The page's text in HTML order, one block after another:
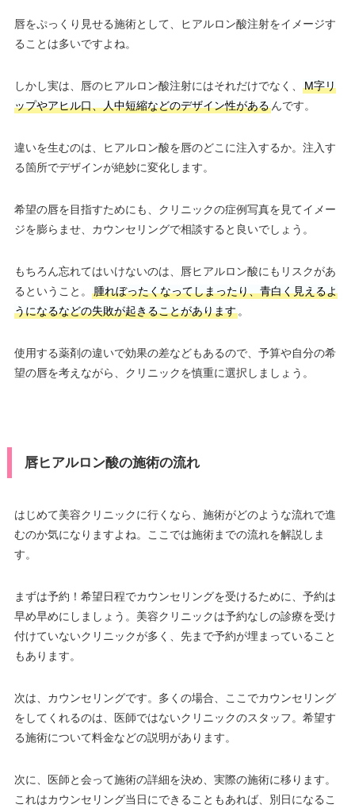
唇をぷっくり見せる施術として、ヒアルロン酸注射をイメージす
ることは多いですよね。
しかし実は、唇のヒアルロン酸注射にはそれだけでなく、
M字リ
ップやアヒル口、人中短縮などのデザイン性があるんです。
違いを生むのは、ヒアルロン酸を唇のどこに注入するか。注入す
る箇所でデザインが絶妙に変化します。
希望の唇を目指すためにも、クリニックの症例写真を見てイメー
ジを膨らませ、カウンセリングで相談すると良いでしょう。
もちろん忘れてはいけないのは、唇ヒアルロン酸にもリスクがあ
るということ。
腫れぼったくなってしまったり、青白く見えるよ
うになるなどの失敗が起きることがあります。
使用する薬剤の違いで効果の差などもあるので、予算や自分の希
望の唇を考えながら、クリニックを慎重に選択しましょう。
唇ヒアルロン酸の施術の流れ
はじめて美容クリニックに行くなら、施術がどのような流れで進
むのか気になりますよね。ここでは施術までの流れを解説しま
す。
まずは予約！希望日程でカウンセリングを受けるために、予約は
早め早めにしましょう。美容クリニックは予約なしの診療を受け
付けていないクリニックが多く、先まで予約が埋まっていること
もあります。
次は、カウンセリングです。多くの場合、ここでカウンセリング
をしてくれるのは、医師ではないクリニックのスタッフ。希望す
る施術について料金などの説明があります。
次に、医師と会って施術の詳細を決め、実際の施術に移ります。
これはカウンセリング当日にできることもあれば、別日になるこ